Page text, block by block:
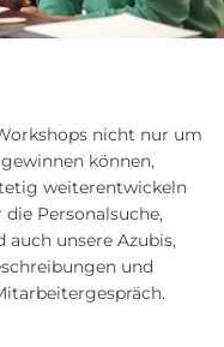
nicht nur um
können,
weiterentwickeln
Personalsuche,
unsere Azubis,
und